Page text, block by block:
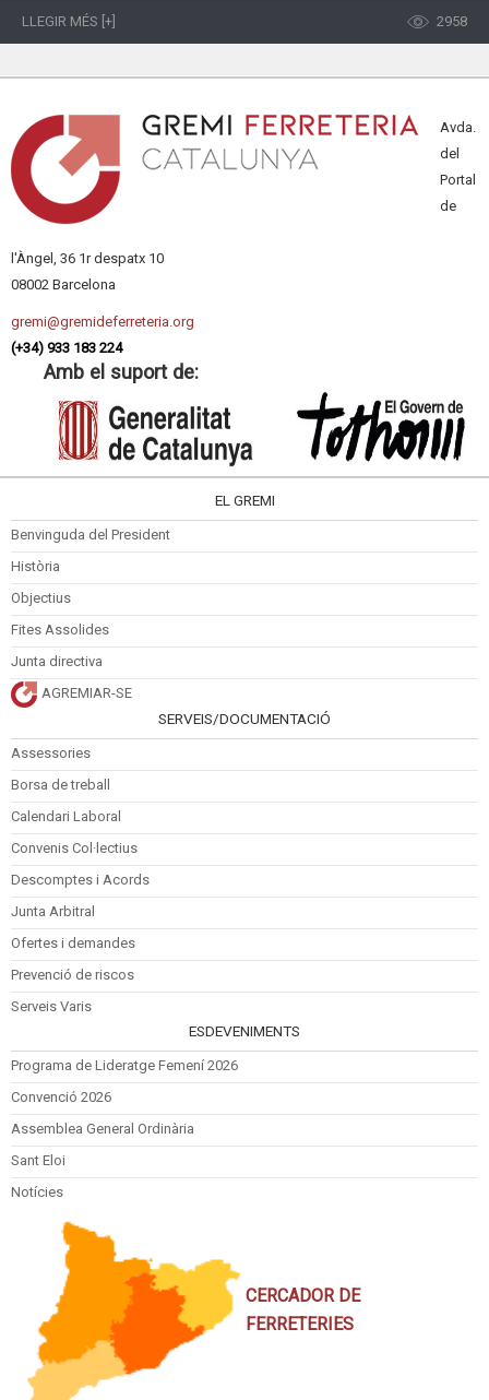
LLEGIR MÉS [+] 2958
Avda.
del
Portal
de
l'Àngel, 36 1r despatx 10
08002 Barcelona
gremi@gremideferreteria.org
(+34) 933 183 224
Amb el suport de:
EL GREMI
Benvinguda del President
Història
Objectius
Fites Assolides
Junta directiva
AGREMIAR-SE
SERVEIS/DOCUMENTACIÓ
Assessories
Borsa de treball
Calendari Laboral
Convenis Col·lectius
Descomptes i Acords
Junta Arbitral
Ofertes i demandes
Prevenció de riscos
Serveis Varis
ESDEVENIMENTS
Programa de Lideratge Femení 2026
Convenció 2026
Assemblea General Ordinària
Sant Eloi
Notícies
CERCADOR DE
FERRETERIES